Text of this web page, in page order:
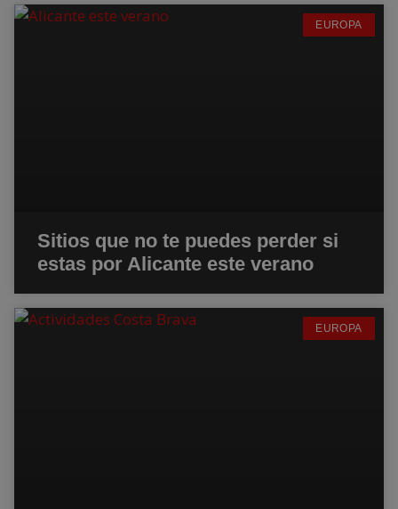
EUROPA
Sitios que no te puedes perder si
estas por Alicante este verano
EUROPA